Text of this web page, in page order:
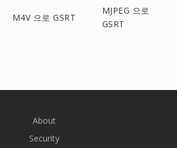
M4V 으로 GSRT
MJPEG 으로
GSRT
About
Security